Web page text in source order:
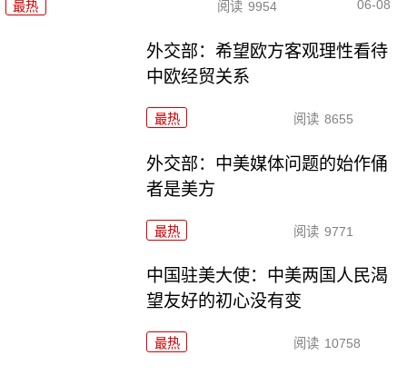
最热 阅读 9954 06-08
外交部：希望欧方客观理性看待
中欧经贸关系
最热 阅读 8655
外交部：中美媒体问题的始作俑
者是美方
最热 阅读 9771
中国驻美大使：中美两国人民渴
望友好的初心没有变
最热 阅读 10758